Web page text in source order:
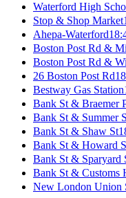
Waterford High
Stop & Shop Market
Ahepa-Waterford
Boston Post Rd &
Boston Post Rd &
26 Boston Post Rd
Bestway Gas Station
Bank St & Braemer
Bank St & Summer
Bank St & Shaw St
Bank St & Howard
Bank St & Sparyard
Bank St & Customs
New London Union